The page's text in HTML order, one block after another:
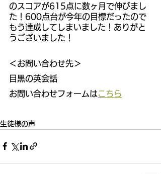
のスコアが615点に数ヶ月で伸びまし
た！600点台が今年の目標だったので
もう達成してしまいました！ありがと
うございました！
＜お問い合わせ先＞
目黒の英会話
お問い合わせフォームはこちら
生徒様の声